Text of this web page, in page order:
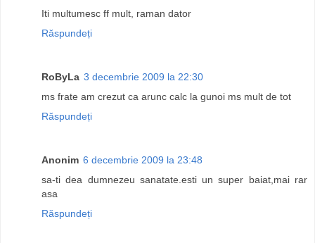
Iti multumesc ff mult, raman dator
Răspundeți
RoByLa 3 decembrie 2009 la 22:30
ms frate am crezut ca arunc calc la gunoi ms mult de tot
Răspundeți
Anonim 6 decembrie 2009 la 23:48
sa-ti dea dumnezeu sanatate.esti un super baiat,mai rar
asa
Răspundeți